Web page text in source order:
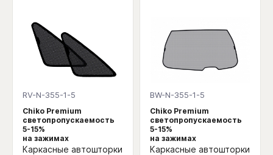
RV-N-355-1-5
Chiko Premium
светопропускаемость
5-15%
на зажимах
Каркасные автошторки
BW-N-355-1-5
Chiko Premium
светопропускаемость
5-15%
на зажимах
Каркасные автошторки